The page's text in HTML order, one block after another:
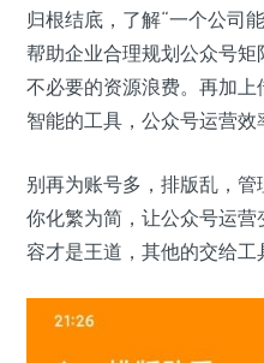
归根结底，了解“一个公司
帮助企业合理规划公众号
不必要的资源浪费。再加
智能的工具，公众号运营效
别再为账号多，排版乱，
你化繁为简，让公众号运
容才是王道，其他的交给工